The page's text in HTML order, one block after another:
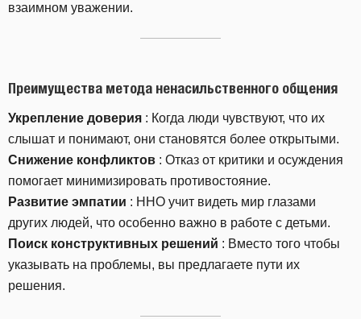
взаимном уважении.
Преимущества метода ненасильственного общения
Укрепление доверия : Когда люди чувствуют, что их
слышат и понимают, они становятся более открытыми.
Снижение конфликтов : Отказ от критики и осуждения
помогает минимизировать противостояние.
Развитие эмпатии : ННО учит видеть мир глазами
других людей, что особенно важно в работе с детьми.
Поиск конструктивных решений : Вместо того чтобы
указывать на проблемы, вы предлагаете пути их
решения.